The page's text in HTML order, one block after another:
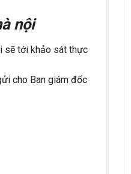
nội
sẽ tới khảo sát thực
cho Ban giám đốc